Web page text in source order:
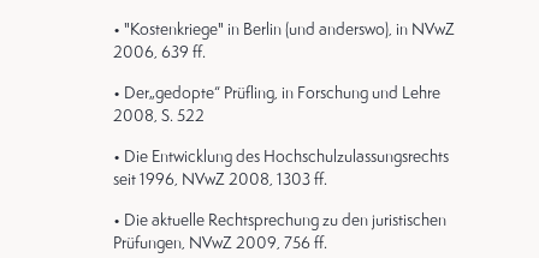
• "Kostenkriege" in Berlin (und anderswo), in NVwZ
2006, 639 ff.
• Der„gedopte“ Prüfling, in Forschung und Lehre
2008, S. 522
• Die Entwicklung des Hochschulzulassungsrechts
seit 1996, NVwZ 2008, 1303 ff.
• Die aktuelle Rechtsprechung zu den juristischen
Prüfungen, NVwZ 2009, 756 ff.